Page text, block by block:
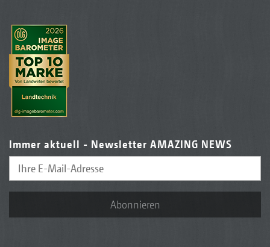
Immer aktuell - Newsletter AMAZING NEWS
Abonnieren